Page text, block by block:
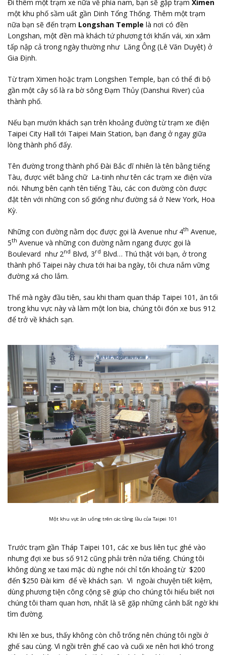
Đi thêm một trạm xe nữa về phía nam, bạn sẽ gặp trạm Ximen
một khu phố sầm uất gần Dinh Tổng Thống. Thêm một trạm
nữa bạn sẽ đến trạm Longshan Temple là nơi có đền
Longshan, một đền mà khách tứ phương tới khấn vái, xin xâm
tấp nập cả trong ngày thường như Lăng Ông (Lê Văn Duyệt) ở
Gia Định.
Từ trạm Ximen hoặc trạm Longshen Temple, bạn có thể đi bộ
gần một cây số là ra bờ sông Đạm Thủy (Danshui River) của
thành phố.
Nếu bạn mướn khách sạn trên khoảng đường từ trạm xe điện
Taipei City Hall tới Taipei Main Station, bạn đang ở ngay giữa
lòng thành phố đấy.
Tên đường trong thành phố Đài Bắc dĩ nhiên là tên bằng tiếng
Tàu, được viết bằng chữ La-tinh như tên các trạm xe điện vừa
nói. Nhưng bên cạnh tên tiếng Tàu, các con đường còn được
đặt tên với những con số giống như đường sá ở New York, Hoa
Kỳ.
Những con đường nằm dọc được gọi là Avenue như 4th Avenue,
5th Avenue và những con đường nằm ngang được gọi là
Boulevard như 2nd Blvd, 3rd Blvd… Thú thật với bạn, ở trong
thành phố Taipei này chưa tới hai ba ngày, tôi chưa nắm vững
đường xá cho lắm.
Thế mà ngày đầu tiên, sau khi tham quan tháp Taipei 101, ăn tối
trong khu vực này và làm một lon bia, chúng tôi đón xe bus 912
để trở về khách sạn.
Một khu vực ăn uống trên các tầng lầu của Taipei 101
Trước trạm gần Tháp Taipei 101, các xe bus liên tục ghé vào
nhưng đợi xe bus số 912 cũng phải trên nửa tiếng. Chúng tôi
không dùng xe taxi mặc dù nghe nói chỉ tốn khoảng từ $200
đến $250 Đài kim để về khách sạn. Vì ngoài chuyện tiết kiệm,
dùng phương tiện công cộng sẽ giúp cho chúng tôi hiểu biết nơi
chúng tôi tham quan hơn, nhất là sẽ gặp những cảnh bất ngờ khi
tìm đường.
Khi lên xe bus, thấy không còn chỗ trống nên chúng tôi ngồi ở
ghế sau cùng. Vì ngồi trên ghế cao và cuối xe nên hơi khó trong